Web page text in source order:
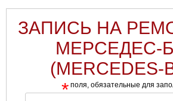
ЗАПИСЬ НА
МЕРСЕДЕС-
(MERCEDES-
* поля, обязательные для